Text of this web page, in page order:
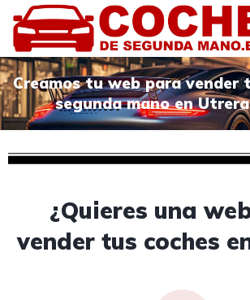
Creamos tu web para vender
segunda mano en
¿Quieres una
vender tus coches